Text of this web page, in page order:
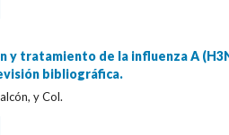
y tratamiento de la influenza A
bibliográfica.
y Col.